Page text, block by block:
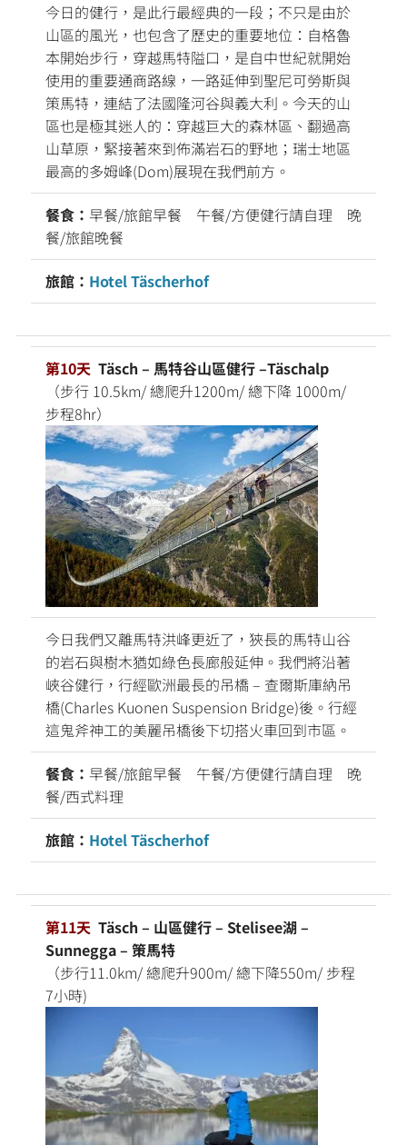
今日的健行，是此行最經典的一段；不只是由於
山區的風光，也包含了歷史的重要地位：自格魯
本開始步行，穿越馬特隘口，是自中世紀就開始
使用的重要通商路線，一路延伸到聖尼可勞斯與
策馬特，連結了法國隆河谷與義大利。今天的山
區也是極其迷人的：穿越巨大的森林區、翻過高
山草原，緊接著來到佈滿岩石的野地；瑞士地區
最高的多姆峰(Dom)展現在我們前方。
餐食： 早餐/旅館早餐 午餐/方便健行請自理 晚
餐/旅館晚餐
旅館： Hotel Täscherhof
第10天 Täsch – 馬特谷山區健行 –Täschalp
（步行 10.5km/ 總爬升1200m/ 總下降 1000m/
步程8hr）
今日我們又離馬特洪峰更近了，狹長的馬特山谷
的岩石與樹木猶如綠色長廊般延伸。我們將沿著
峽谷健行，行經歐洲最長的吊橋 – 查爾斯庫納吊
橋(Charles Kuonen Suspension Bridge)後。行經
這鬼斧神工的美麗吊橋後下切搭火車回到市區。
餐食： 早餐/旅館早餐 午餐/方便健行請自理 晚
餐/西式料理
旅館： Hotel Täscherhof
第11天 Täsch – 山區健行 – Stelisee湖 –
Sunnegga – 策馬特
（步行11.0km/ 總爬升900m/ 總下降550m/ 步程
7小時)